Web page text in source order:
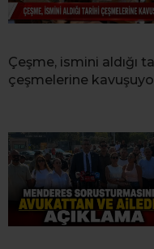
Çeşme, ismini aldığı
çeşmelerine